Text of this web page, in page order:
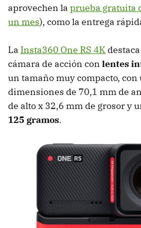
aprovechen la prueba gratuita
un mes), como la entrega
La Insta360 One RS 4K
cámara de acción con lentes
un tamaño muy compacto, con
dimensiones de 70,1 mm de
de alto x 32,6 mm de grosor y
125 gramos.